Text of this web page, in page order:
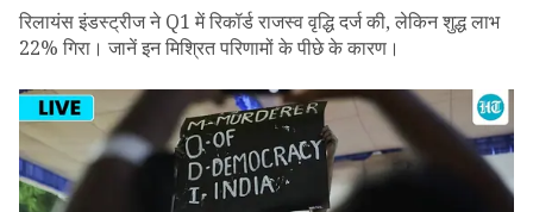
रिलायंस इंडस्ट्रीज ने Q1 में रिकॉर्ड राजस्व वृद्धि दर्ज की, लेकिन शुद्ध लाभ
22% गिरा। जानें इन मिश्रित परिणामों के पीछे के कारण।